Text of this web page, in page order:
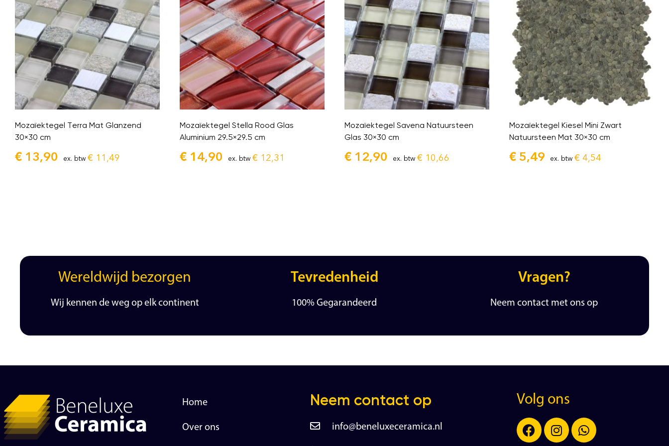
Mozaïektegel Terra Mat Glanzend
30×30 cm
€ 13,90 ex. btw € 11,49
Mozaïektegel Stella Rood Glas
Aluminium 29.5×29.5 cm
€ 14,90 ex. btw € 12,31
Mozaïektegel Savena Natuursteen
Glas 30×30 cm
€ 12,90 ex. btw € 10,66
Mozaïektegel Kiesel Mini Zwart
Natuursteen Mat 30×30 cm
€ 5,49 ex. btw € 4,54
Wereldwijd bezorgen
Wij kennen de weg op elk continent
Tevredenheid
100% Gegarandeerd
Vragen?
Neem contact met ons op
Home
Over ons
Neem contact op
info@beneluxeceramica.nl
Volg ons